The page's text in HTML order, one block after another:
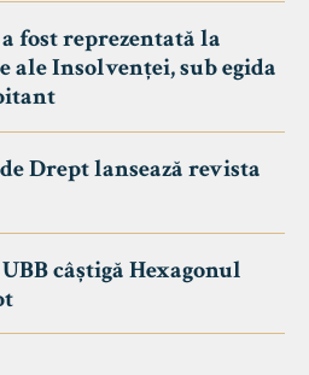
fost reprezentată la
Insolvenței, sub egida
Drept lansează revista
câștigă Hexagonul